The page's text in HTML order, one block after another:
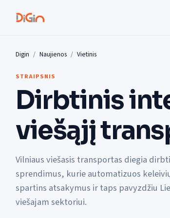
Digin Naujienos Vietinis
STRAIPSNIS
Dirbtinis
viešąjį
Vilniaus viešasis transportas diegia
sprendimus, kurie automatizuos
spartins atsakymus ir taps pavyzdžiu
viešajam sektoriui.